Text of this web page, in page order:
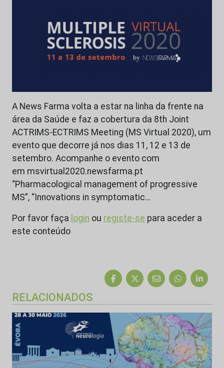
A News Farma volta a estar na linha da frente na
área da Saúde e faz a cobertura da 8th Joint
ACTRIMS-ECTRIMS Meeting (MS Virtual 2020), um
evento que decorre já nos dias 11, 12 e 13 de
setembro. Acompanhe o evento com
em msvirtual2020.newsfarma.pt
“Pharmacological management of progressive
MS”, “Innovations in symptomatic…
Por favor faça login ou registe-se para aceder a
este conteúdo
RELACIONADOS